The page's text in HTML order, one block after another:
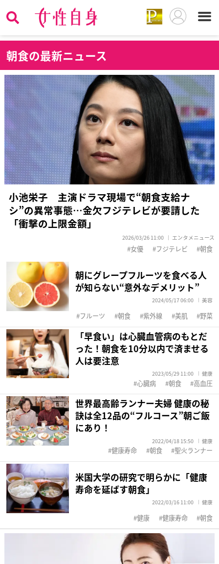
朝食の最新ニュース
小池栄子 主演ドラマ現場で“朝食支給ナ
シ”の異常事態…金欠フジテレビが要請した
「衝撃の上限金額」
2026/03/26 11:00 エンタメニュース
女優 フジテレビ 朝食
朝にグレープフルーツを食べる人
が知らない“意外なデメリット”
2024/05/17 06:00 美容
フルーツ 朝食 紫外線 美肌 野菜
「早食い」は心臓血管病のもとだ
った！朝食を10分以内で済ませる
人は要注意
2023/05/29 11:00 健康
心臓病 朝食 高血圧
世界最高齢ランナー夫婦 健康の秘
訣は全12品の“フルコース”朝ご飯
にあり！
2022/04/18 15:50 健康
健康寿命 朝食 聖火ランナー
米国大学の研究で明らかに「健康
寿命を延ばす朝食」
2022/03/16 11:00 健康
健康 健康寿命 朝食